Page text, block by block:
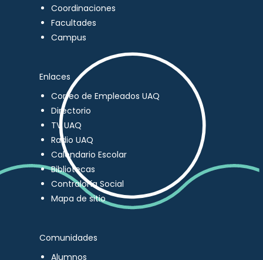
Coordinaciones
Facultades
Campus
Enlaces
Correo de Empleados UAQ
Directorio
TV UAQ
Radio UAQ
Calendario Escolar
Bibliotecas
Contraloría Social
Mapa de sitio
Comunidades
Alumnos